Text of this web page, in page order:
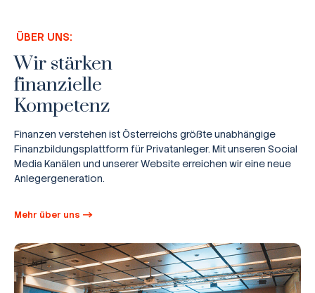
ÜBER UNS:
Wir stärken
finanzielle
Kompetenz
Finanzen verstehen ist Österreichs größte unabhängige
Finanzbildungsplattform für Privatanleger. Mit unseren Social
Media Kanälen und unserer Website erreichen wir eine neue
Anlegergeneration.
Mehr über uns